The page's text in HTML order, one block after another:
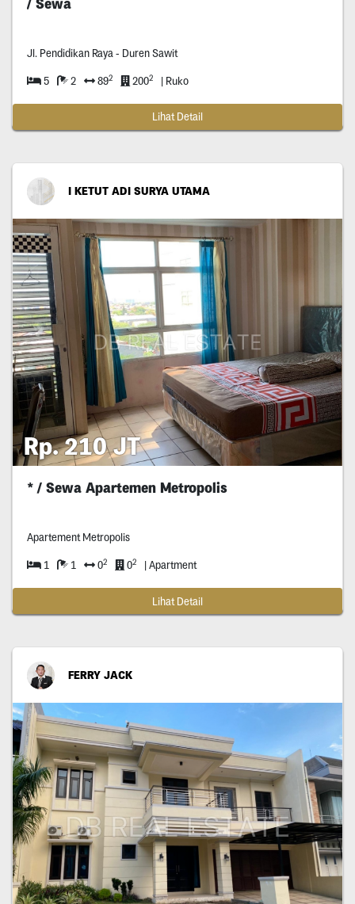
/ Sewa
Jl. Pendidikan Raya - Duren Sawit
5 2 892 2002 | Ruko
Lihat Detail
I KETUT ADI SURYA UTAMA
Rp. 210 JT
* / Sewa Apartemen Metropolis
Apartement Metropolis
1 1 02 02 | Apartment
Lihat Detail
FERRY JACK